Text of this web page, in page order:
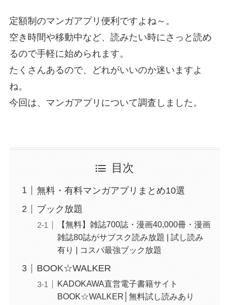
定額制のマンガアプリ便利ですよね～。
空き時間や移動中など、読みたい時にさっと読め
るので手軽に始められます。
たくさんあるので、どれがいいのか迷いますよ
ね。
今回は、マンガアプリについて調査しました。
目次
無料・有料マンガアプリまとめ10選
ブック放題
【無料】雑誌700誌・漫画40,000冊・漫画
雑誌80誌がサブスク読み放題 | 試し読み
有り | コスパ最強ブック放題
BOOK☆WALKER
KADOKAWA直営電子書籍サイト
BOOK☆WALKER│無料試し読みあり